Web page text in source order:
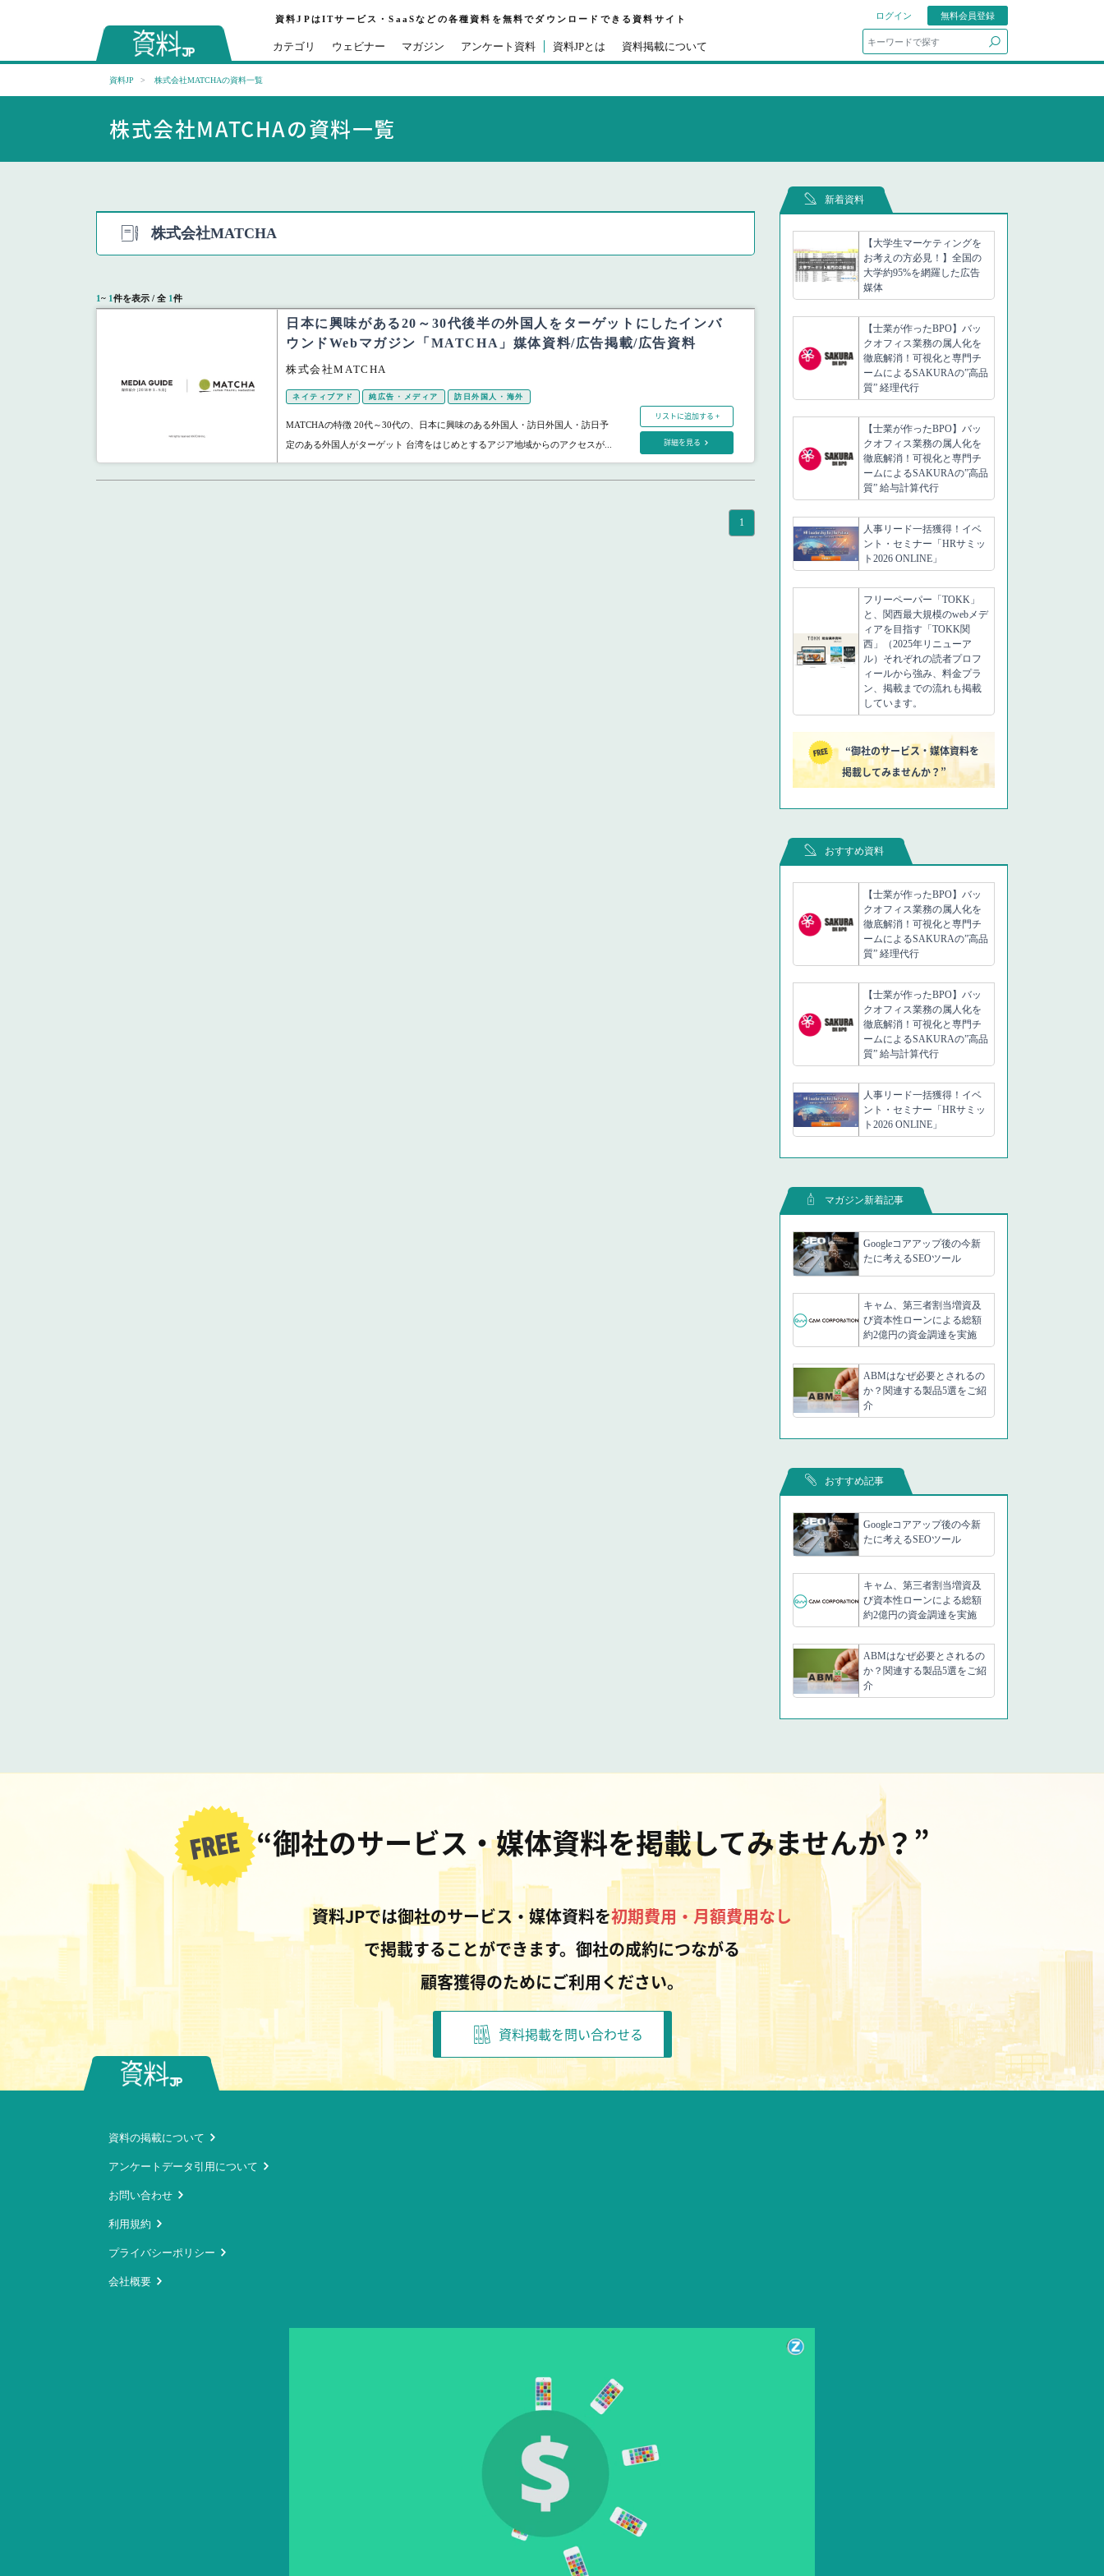
資料JPはITサービス・SaaSなどの各種資料を無料でダウンロードできる資料サイト
カテゴリ ウェビナー マガジン アンケート資料 資料JPとは 資料掲載について
ログイン
無料会員登録
資料JP 株式会社MATCHAの資料一覧
株式会社MATCHAの資料一覧
株式会社MATCHA
1~ 1件を表示 / 全 1件
日本に興味がある20～30代後半の外国人をターゲットにしたインバ
ウンドWebマガジン「MATCHA」媒体資料/広告掲載/広告資料
株式会社MATCHA
ネイティブアド 純広告・メディア 訪日外国人・海外
MATCHAの特徴 20代～30代の、日本に興味のある外国人・訪日外国人・訪日予
定のある外国人がターゲット 台湾をはじめとするアジア地域からのアクセスが...
リストに追加する +
詳細を見る
1
新着資料
【大学生マーケティングを
お考えの方必見！】全国の
大学約95%を網羅した広告
媒体
【士業が作ったBPO】バッ
クオフィス業務の属人化を
徹底解消！可視化と専門チ
ームによるSAKURAの”高品
質” 経理代行
【士業が作ったBPO】バッ
クオフィス業務の属人化を
徹底解消！可視化と専門チ
ームによるSAKURAの”高品
質” 給与計算代行
人事リード一括獲得！イベ
ント・セミナー「HRサミッ
ト2026 ONLINE」
フリーペーパー「TOKK」
と、関西最大規模のwebメデ
ィアを目指す「TOKK関
西」（2025年リニューア
ル）それぞれの読者プロフ
ィールから強み、料金プラ
ン、掲載までの流れも掲載
しています。
“御社のサービス・媒体資料を
掲載してみませんか？”
おすすめ資料
【士業が作ったBPO】バッ
クオフィス業務の属人化を
徹底解消！可視化と専門チ
ームによるSAKURAの”高品
質” 経理代行
【士業が作ったBPO】バッ
クオフィス業務の属人化を
徹底解消！可視化と専門チ
ームによるSAKURAの”高品
質” 給与計算代行
人事リード一括獲得！イベ
ント・セミナー「HRサミッ
ト2026 ONLINE」
マガジン新着記事
Googleコアアップ後の今新
たに考えるSEOツール
キャム、第三者割当増資及
び資本性ローンによる総額
約2億円の資金調達を実施
ABMはなぜ必要とされるの
か？関連する製品5選をご紹
介
おすすめ記事
Googleコアアップ後の今新
たに考えるSEOツール
キャム、第三者割当増資及
び資本性ローンによる総額
約2億円の資金調達を実施
ABMはなぜ必要とされるの
か？関連する製品5選をご紹
介
“御社のサービス・媒体資料を掲載してみませんか？”
資料JPでは御社のサービス・媒体資料を初期費用・月額費用なし
で掲載することができます。御社の成約につながる
顧客獲得のためにご利用ください。
資料掲載を問い合わせる
資料の掲載について
アンケートデータ引用について
お問い合わせ
利用規約
プライバシーポリシー
会社概要